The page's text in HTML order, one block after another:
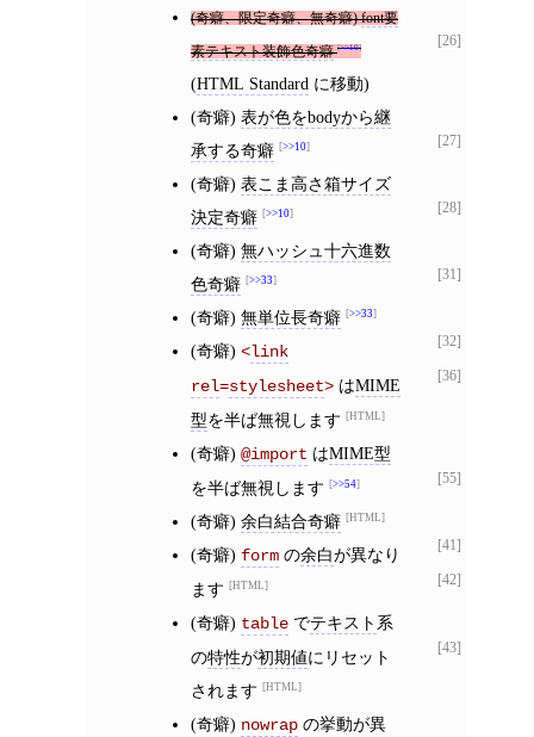
[26]
(奇癖、限定奇癖、無奇癖)font要
素テキスト装飾色奇癖 >>10
(HTML Standard に移動)
[27]
(奇癖) 表が色をbodyから継
承する奇癖
>>10
[28]
(奇癖) 表こま高さ箱サイズ
決定奇癖
>>10
[31]
(奇癖) 無ハッシュ十六進数
色奇癖
>>33
[32]
(奇癖) 無単位長奇癖 >>33
[36]
(奇癖) <link
rel=stylesheet> はMIME
型を半ば無視します HTML
[55]
(奇癖) @import はMIME型
を半ば無視します
>>54
[41]
(奇癖) 余白結合奇癖 HTML
[42]
(奇癖) form の余白が異なり
ます
HTML
[43]
(奇癖) table でテキスト 系
の特性が初期値にリセット
されます
HTML
(奇癖) nowrap の挙動が異